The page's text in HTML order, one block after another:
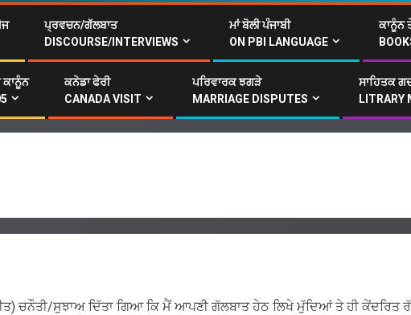
ਪ੍ਰਵਚਨ/ਗੱਲਬਾਤ
DISCOURSE/INTERVIEWS
ਮਾਂ ਬੋਲੀ ਪੰਜਾਬੀ
ON PBI LANGUAGE
ਕਾਨੂੰਨ
ਕਾਨੂੰਨ
ਕਨੇਡਾ ਫੇਰੀ
CANADA VISIT
ਪਰਿਵਾਰਕ ਝਗੜੇ
MARRIAGE DISPUTES
ਸਾਹਿਤਕ
LITRARY
ਚਨੌਤੀ/ਸੁਝਾਅ ਦਿੱਤਾ ਗਿਆ ਕਿ ਮੈਂ ਆਪਣੀ ਗੱਲਬਾਤ ਹੇਠ ਲਿਖੇ ਮੁੱਦਿਆਂ ਤੇ ਹੀ ਕੇਂਦਰਿਤ